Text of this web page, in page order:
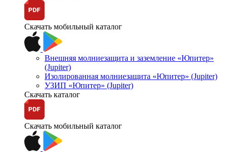
Скачать мобильный каталог
Внешняя молниезащита и заземление «Юпитер»
(Jupiter)
Изолированная молниезащита «Юпитер» (Jupiter)
УЗИП «Юпитер» (Jupiter)
Скачать каталог
Скачать мобильный каталог